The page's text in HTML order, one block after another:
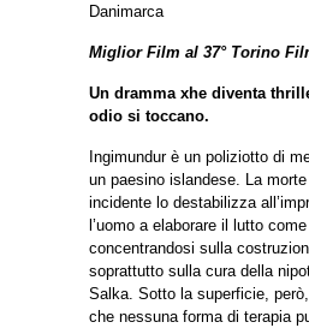
Danimarca
Miglior Film al 37° Torino
Un dramma xhe diventa
odio si toccano.
Ingimundur è un poliziotto di
un paesino islandese. La
incidente lo destabilizza
l’uomo a elaborare il lutto
concentrandosi sulla
soprattutto sulla cura della
Salka. Sotto la superficie,
che nessuna forma di terapia